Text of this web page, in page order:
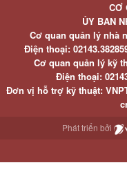
CƠ
ỦY BAN
Cơ quan quản lý nhà
Điện thoại:
Cơ quan quản lý kỹ
Điện thoại:
Đơn vị hỗ trợ kỹ thuật:
Phát triển bởi